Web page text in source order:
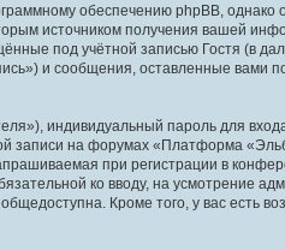
обеспечению phpBB, однако
источником получения вашей
под учётной записью Гостя (в
и сообщения, оставленные вами
индивидуальный пароль для
на форумах «Платформа
при регистрации в
ко вводу, на усмотрение
Кроме того, у вас есть